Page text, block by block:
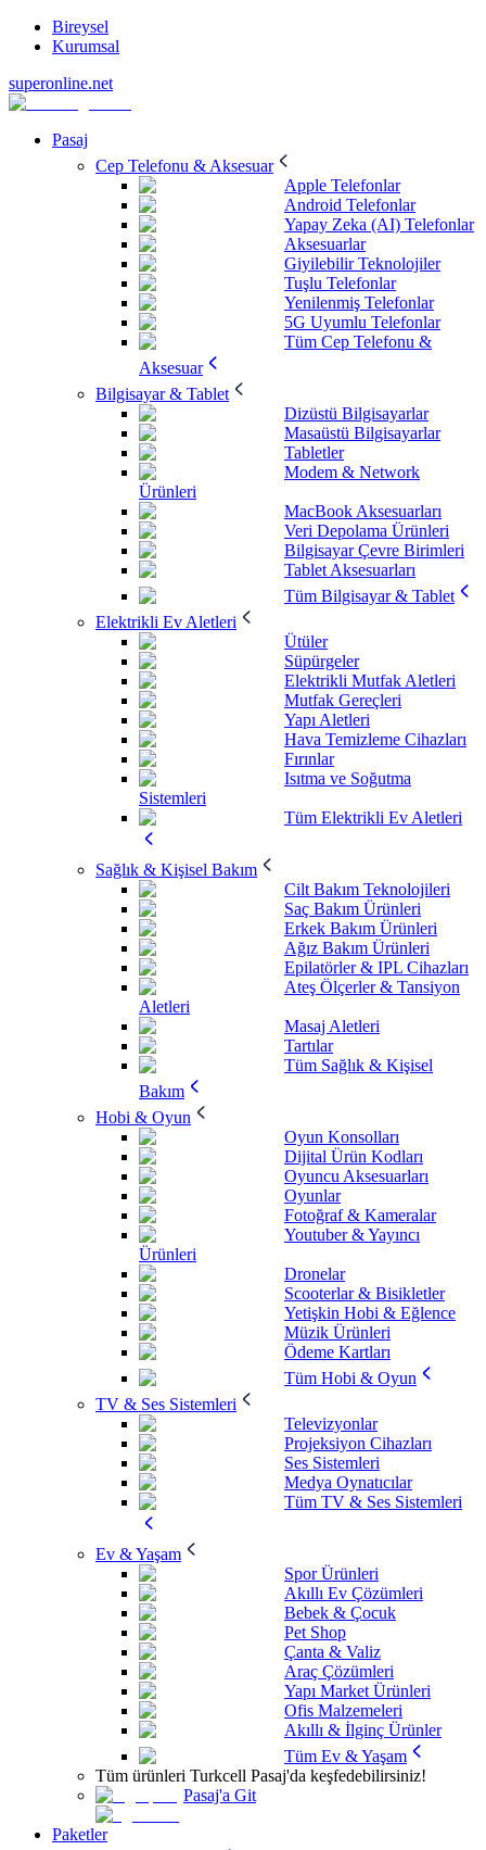
Bireysel
Kurumsal
superonline.net
Pasaj
Cep Telefonu & Aksesuar
Apple Telefonlar
Android Telefonlar
Yapay Zeka (AI) Telefonlar
Aksesuarlar
Giyilebilir Teknolojiler
Tuşlu Telefonlar
Yenilenmiş Telefonlar
5G Uyumlu Telefonlar
Tüm Cep Telefonu &
Aksesuar
Bilgisayar & Tablet
Dizüstü Bilgisayarlar
Masaüstü Bilgisayarlar
Tabletler
Modem & Network
Ürünleri
MacBook Aksesuarları
Veri Depolama Ürünleri
Bilgisayar Çevre Birimleri
Tablet Aksesuarları
Tüm Bilgisayar & Tablet
Elektrikli Ev Aletleri
Ütüler
Süpürgeler
Elektrikli Mutfak Aletleri
Mutfak Gereçleri
Yapı Aletleri
Hava Temizleme Cihazları
Fırınlar
Isıtma ve Soğutma
Sistemleri
Tüm Elektrikli Ev Aletleri
Sağlık & Kişisel Bakım
Cilt Bakım Teknolojileri
Saç Bakım Ürünleri
Erkek Bakım Ürünleri
Ağız Bakım Ürünleri
Epilatörler & IPL Cihazları
Ateş Ölçerler & Tansiyon
Aletleri
Masaj Aletleri
Tartılar
Tüm Sağlık & Kişisel
Bakım
Hobi & Oyun
Oyun Konsolları
Dijital Ürün Kodları
Oyuncu Aksesuarları
Oyunlar
Fotoğraf & Kameralar
Youtuber & Yayıncı
Ürünleri
Dronelar
Scooterlar & Bisikletler
Yetişkin Hobi & Eğlence
Müzik Ürünleri
Ödeme Kartları
Tüm Hobi & Oyun
TV & Ses Sistemleri
Televizyonlar
Projeksiyon Cihazları
Ses Sistemleri
Medya Oynatıcılar
Tüm TV & Ses Sistemleri
Ev & Yaşam
Spor Ürünleri
Akıllı Ev Çözümleri
Bebek & Çocuk
Pet Shop
Çanta & Valiz
Araç Çözümleri
Yapı Market Ürünleri
Ofis Malzemeleri
Akıllı & İlginç Ürünler
Tüm Ev & Yaşam
Tüm ürünleri Turkcell Pasaj'da keşfedebilirsiniz!
Pasaj'a Git
Paketler